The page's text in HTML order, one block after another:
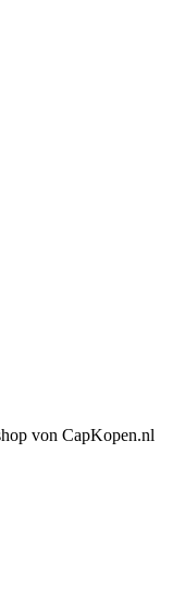
von CapKopen.nl